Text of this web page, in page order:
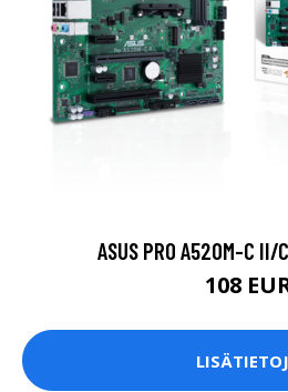
ASUS PRO A520M-C II/
108